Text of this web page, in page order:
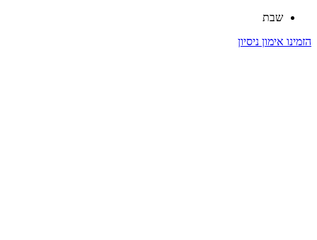
שבת
הזמינו אימון ניסיון